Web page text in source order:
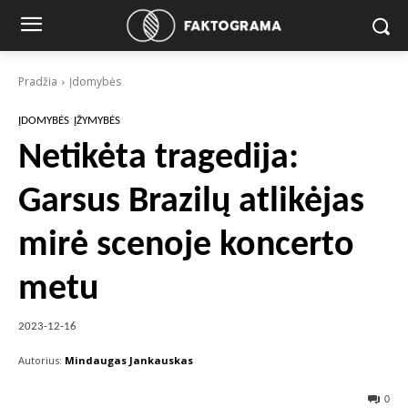
Pradžia Įdomybės
ĮDOMYBĖS ĮŽYMYBĖS
Netikėta tragedija:
Garsus Brazilų atlikėjas
mirė scenoje koncerto
metu
2023-12-16
Autorius: Mindaugas Jankauskas
0